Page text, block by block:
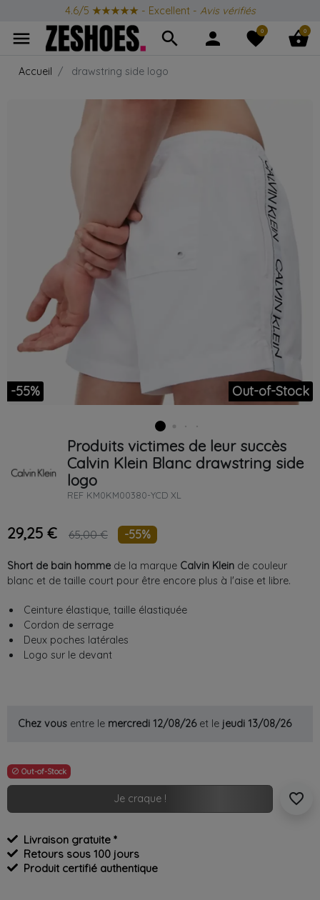
4.6/5 ★★★★★ - Excellent - Avis vérifiés
menu search person favorite
0 shopping_basket
0
Accueil drawstring side logo
-55% Out-of-Stock
Produits victimes de leur succès
Calvin Klein Blanc drawstring side
logo
REF KM0KM00380-YCD XL
29,25 € 65,00 € -55%
Short de bain homme de la marque Calvin Klein de couleur
blanc et de taille court pour être encore plus à l'aise et libre.
Ceinture élastique, taille élastiquée
Cordon de serrage
Deux poches latérales
Logo sur le devant
Chez vous entre le mercredi 12/08/26et le jeudi 13/08/26
 Out-of-Stock
Je craque ! favorite_border
Livraison gratuite *
Retours sous 100 jours
Produit certifié authentique